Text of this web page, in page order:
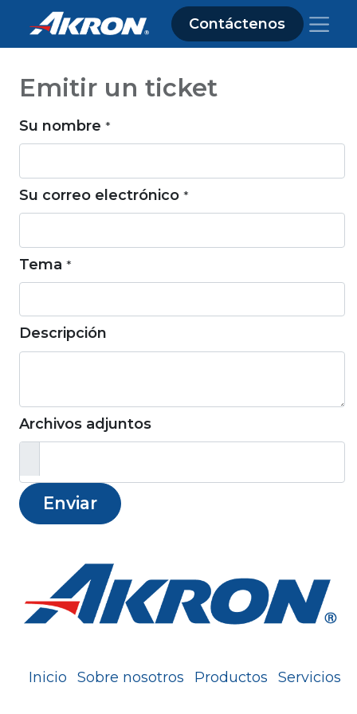
Contáctenos
Emitir un ticket
Su nombre *
Su correo electrónico *
Tema *
Descripción
Archivos adjuntos
Enviar
Inicio Sobre nosotros Productos Servicios